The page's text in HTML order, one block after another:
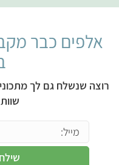
אלפים כבר
רוצה שנשלח גם לך